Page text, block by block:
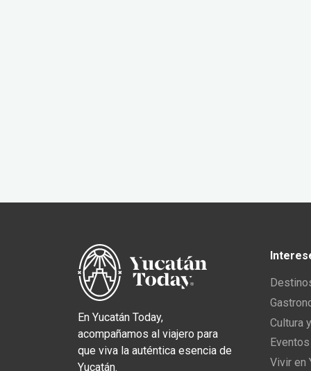
En Yucatán Today,
acompañamos al viajero para
que viva la auténtica esencia de
Yucatán.
Cultura
Vivir en